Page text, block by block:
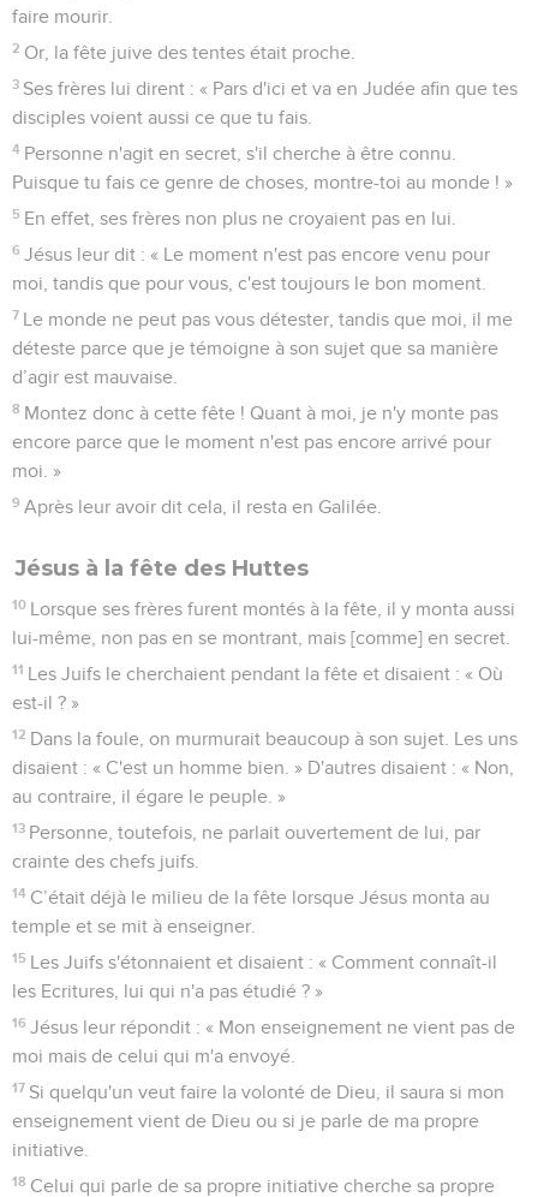
faire mourir.
2 Or, la fête juive des tentes était proche.
3 Ses frères lui dirent : « Pars d'ici et va en Judée afin que tes
disciples voient aussi ce que tu fais.
4 Personne n'agit en secret, s'il cherche à être connu.
Puisque tu fais ce genre de choses, montre-toi au monde ! »
5 En effet, ses frères non plus ne croyaient pas en lui.
6 Jésus leur dit : « Le moment n'est pas encore venu pour
moi, tandis que pour vous, c'est toujours le bon moment.
7 Le monde ne peut pas vous détester, tandis que moi, il me
déteste parce que je témoigne à son sujet que sa manière
d’agir est mauvaise.
8 Montez donc à cette fête ! Quant à moi, je n'y monte pas
encore parce que le moment n'est pas encore arrivé pour
moi. »
9 Après leur avoir dit cela, il resta en Galilée.
Jésus à la fête des Huttes
10 Lorsque ses frères furent montés à la fête, il y monta aussi
lui-même, non pas en se montrant, mais [comme] en secret.
11 Les Juifs le cherchaient pendant la fête et disaient : « Où
est-il ? »
12 Dans la foule, on murmurait beaucoup à son sujet. Les uns
disaient : « C'est un homme bien. » D'autres disaient : « Non,
au contraire, il égare le peuple. »
13 Personne, toutefois, ne parlait ouvertement de lui, par
crainte des chefs juifs.
14 C’était déjà le milieu de la fête lorsque Jésus monta au
temple et se mit à enseigner.
15 Les Juifs s'étonnaient et disaient : « Comment connaît-il
les Ecritures, lui qui n'a pas étudié ? »
16 Jésus leur répondit : « Mon enseignement ne vient pas de
moi mais de celui qui m'a envoyé.
17 Si quelqu'un veut faire la volonté de Dieu, il saura si mon
enseignement vient de Dieu ou si je parle de ma propre
initiative.
18 Celui qui parle de sa propre initiative cherche sa propre